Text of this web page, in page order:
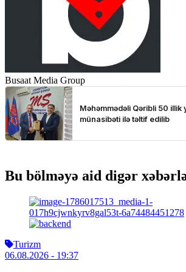
Busaat Media Group
Bu bölməyə aid digər
Turizm
06.08.2026 - 19:37